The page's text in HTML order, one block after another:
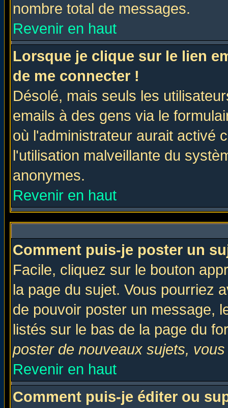
nombre total de messages.
Revenir en haut
Lorsque je clique sur le lien
de me connecter !
Désolé, mais seuls les
emails à des gens via le
où l'administrateur aurait activé
l'utilisation malveillante du
anonymes.
Revenir en haut
Comment puis-je poster un
Facile, cliquez sur le bouton
la page du sujet. Vous pourriez
de pouvoir poster un message,
listés sur le bas de la page du
poster de nouveaux sujets,
Revenir en haut
Comment puis-je éditer ou